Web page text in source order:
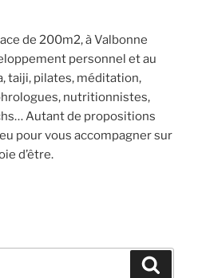
de 200m2, à Valbonne
personnel et au
taiji, pilates, méditation,
nutritionnistes,
Autant de propositions
pour vous accompagner sur
d’être.